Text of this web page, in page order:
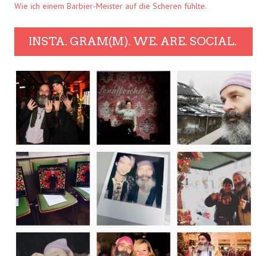
Wie ich einem Barbier-Meister auf die Scheren fühlte.
INSTA. GRAM(M). WE. ARE. SOCIAL.